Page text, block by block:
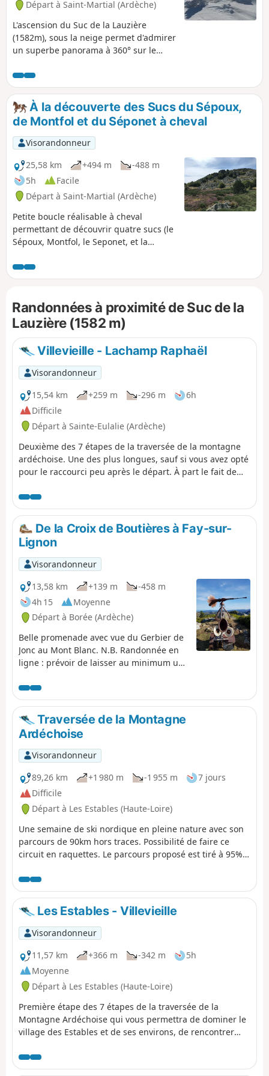
Loire.
Départ à Saint-Martial (Ardèche)
L'ascension du Suc de la Lauzière
(1582m), sous la neige permet d'admirer
un superbe panorama à 360° sur le
Jonc, et tous les sucs environnants. Ce
tracé est une version écourtée de la
randonnée des Quatre Sucs dont le but
est de profiter des magnifiques
paysages enneigés.
À la découverte des Sucs du Sépoux,
de Montfol et du Séponet à cheval
Visorandonneur
25,58 km
+494 m
-488 m
5h
Facile
Départ à Saint-Martial (Ardèche)
Petite boucle réalisable à cheval
permettant de découvrir quatre sucs (le
Sépoux, Montfol, le Seponet, et la
le Plateau Ardéchois. Passage par les
bords de la Loire qui reste encore, ici,
villages de Sainte-Eulalie et du Béage
qui offrent de nombreux commerces et
de quoi se restaurer en route. On
découvre un riche et très beau
patrimoine bâti.
Randonnées à proximité de Suc de la
Lauzière (1582 m)
Villevieille - Lachamp Raphaël
Visorandonneur
15,54 km
+259 m -296 m
6h
Difficile
Départ à Sainte-Eulalie (Ardèche)
Deuxième des 7 étapes de la traversée de la montagne
ardéchoise. Une des plus longues, sauf si vous avez opté
pour le raccourci peu après le départ. À part le fait de
se trouve la source, plus exactement les sources de la
Loire qui sont recouvertes de neige en hiver, cette étape
n'est pas la plus intéressante. Mais compte tenu du choix
limité des hébergements en période hivernale, il n'est
guère possible de l'éviter.
De la Croix de Boutières à Fay-sur-
Lignon
Visorandonneur
13,58 km
+139 m
-458 m
4h 15
Moyenne
Départ à Borée (Ardèche)
Belle promenade avec vue du Gerbier de
Jonc au Mont Blanc. N.B. Randonnée en
ligne : prévoir de laisser au minimum un
Traversée de la Montagne
Ardéchoise
Visorandonneur
89,26 km
+1 980 m -1 955 m
7 jours
Difficile
Départ à Les Estables (Haute-Loire)
Une semaine de ski nordique en pleine nature avec son
parcours de 90km hors traces. Possibilité de faire ce
circuit en raquettes. Le parcours proposé est tiré à 95%
général de l'Ardèche. Dans son ensemble, le parcours
est balisé aux points "stratégiques" par des piquets
équipés d'un disque rouge, mais, en cas de mauvais
temps (chutes de neige, brouillard), l'efficacité de ce
balisage est aléatoire.
Les Estables - Villevieille
Visorandonneur
11,57 km
+366 m -342 m
5h
Moyenne
Départ à Les Estables (Haute-Loire)
Première étape des 7 étapes de la traversée de la
Montagne Ardéchoise qui vous permettra de dominer le
village des Estables et de ses environs, de rencontrer
faire une belle traversée en forêt avec des points de vues
sur le cirque des Boutières, le Suc de la Lauzières avant